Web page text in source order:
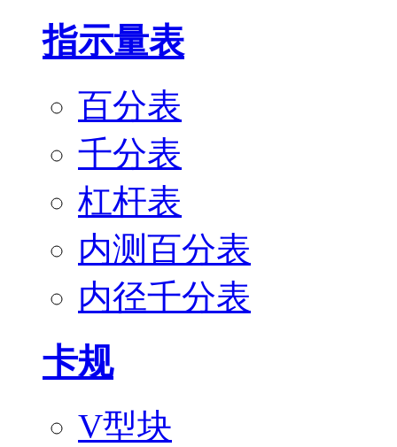
指示量表
百分表
千分表
杠杆表
内测百分表
内径千分表
卡规
V型块